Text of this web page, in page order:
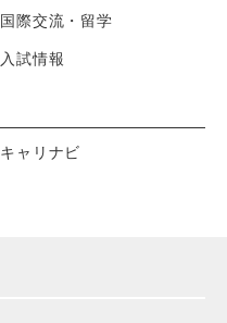
国際交流・留学
入試情報
キャリナビ